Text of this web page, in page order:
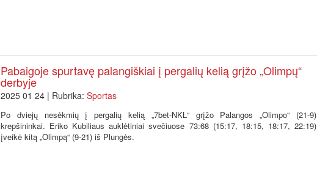
Pabaigoje spurtavę palangiškiai į pergalių kelią grįžo „Olimpų“
derbyje
2025 01 24 | Rubrika: Sportas
Po dviejų nesėkmių į pergalių kelią „7bet-NKL“ grįžo Palangos „Olimpo“ (21-9)
krepšininkai. Eriko Kubiliaus auklėtiniai svečiuose 73:68 (15:17, 18:15, 18:17, 22:19)
įveikė kitą „Olimpą“ (9-21) iš Plungės.